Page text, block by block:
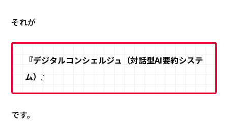
それが
『デジタルコンシェルジュ（対話型AI要約システ
ム）』
です。